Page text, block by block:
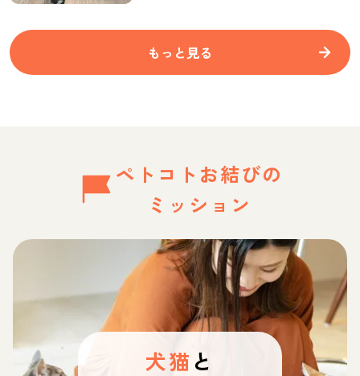
もっと見る
ペトコトお結びの
ミッション
犬猫 と